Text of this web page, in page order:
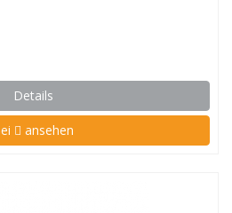
Details
ansehen